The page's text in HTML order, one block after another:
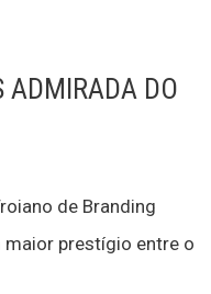
ADMIRADA DO
de Branding
prestígio entre o